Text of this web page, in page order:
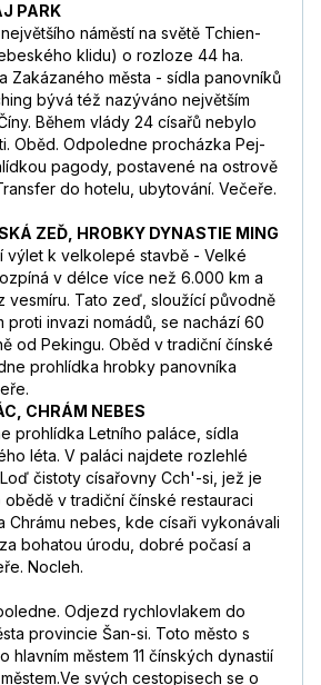
PARK
náměstí na světě Tchien-
klidu) o rozloze 44 ha.
Zakázaného města - sídla panovníků
bývá též nazýváno největším
Během vlády 24 císařů nebylo
Oběd. Odpoledne procházka Pej-
pagody, postavené na ostrově
do hotelu, ubytování. Večeře.
ZEĎ, HROBKY DYNASTIE MING
výlet k velkolepé stavbě - Velké
v délce více než 6.000 km a
vesmíru. Tato zeď, sloužící původně
proti invazi nomádů, se nachází 60
od Pekingu. Oběd v tradiční čínské
prohlídka hrobky panovníka
CHRÁM NEBES
prohlídka Letního paláce, sídla
léta. V paláci najdete rozlehlé
čistoty císařovny Cch'-si, jež je
obědě v tradiční čínské restauraci
Chrámu nebes, kde císaři vykonávali
bohatou úrodu, dobré počasí a
Nocleh.
Odjezd rychlovlakem do
provincie Šan-si. Toto město s
hlavním městem 11 čínských dynastií
svých cestopisech se o